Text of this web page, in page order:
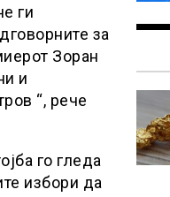
ги
за
Зоран
и
“, рече
го гледа
избори да